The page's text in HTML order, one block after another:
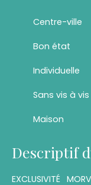
Centre-ville
Bon état
Individuelle
Sans vis à vis
Maison
Descriptif
EXCLUSIVITÉ